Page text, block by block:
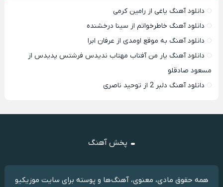
دانلود آهنگ یاغی از رامین کرمی
دانلود آهنگ خاطرخواتم از سینا درخشنده
دانلود آهنگ به موقع اومدی از عرفان ابرا
دانلود آهنگ یار من آفتاب مهتاب ندیدس فرشتس پدیدس از
مسعود صادقلو
دانلود آهنگ دلبر 2 از توحید ناصری
پخش آهنگ
همه حقوق مادی، معنوی، آهنگ‌ها و پوسته برای سایت موزیکیو